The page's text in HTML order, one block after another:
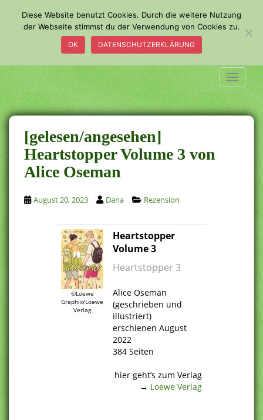
a
i
n
c
o
n
t
e
n
t
[gelesen/angesehen]
Heartstopper Volume 3 von
Alice Oseman
August 20, 2023 Dana Rezension
©Loewe
Graphix/Loewe
Verlag
Heartstopper
Volume 3
Heartstopper 3
Alice Oseman
(geschrieben und
illustriert)
erschienen August
2022
384 Seiten
hier geht’s zum Verlag
→ Loewe Verlag
Diese Website benutzt Cookies. Durch die weitere Nutzung
der Webseite stimmst du der Verwendung von Cookies zu.
OK DATENSCHUTZERKLÄRUNG